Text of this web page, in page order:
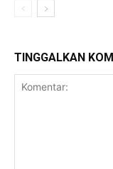
TINGGALKAN